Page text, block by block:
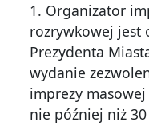
1. Organizator
rozrywkowej jest
Prezydenta
wydanie
imprezy
nie później niż